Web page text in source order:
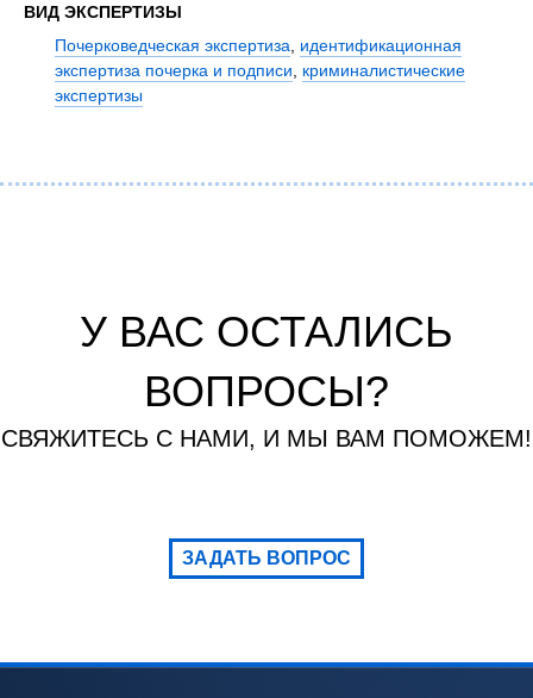
ВИД ЭКСПЕРТИЗЫ
Почерковедческая экспертиза, идентификационная
экспертиза почерка и подписи, криминалистические
экспертизы
У ВАС ОСТАЛИСЬ
ВОПРОСЫ?
СВЯЖИТЕСЬ С НАМИ, И МЫ ВАМ ПОМОЖЕМ!
ЗАДАТЬ ВОПРОС